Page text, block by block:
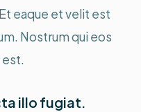
eaque et velit est
Nostrum qui eos
illo fugiat.